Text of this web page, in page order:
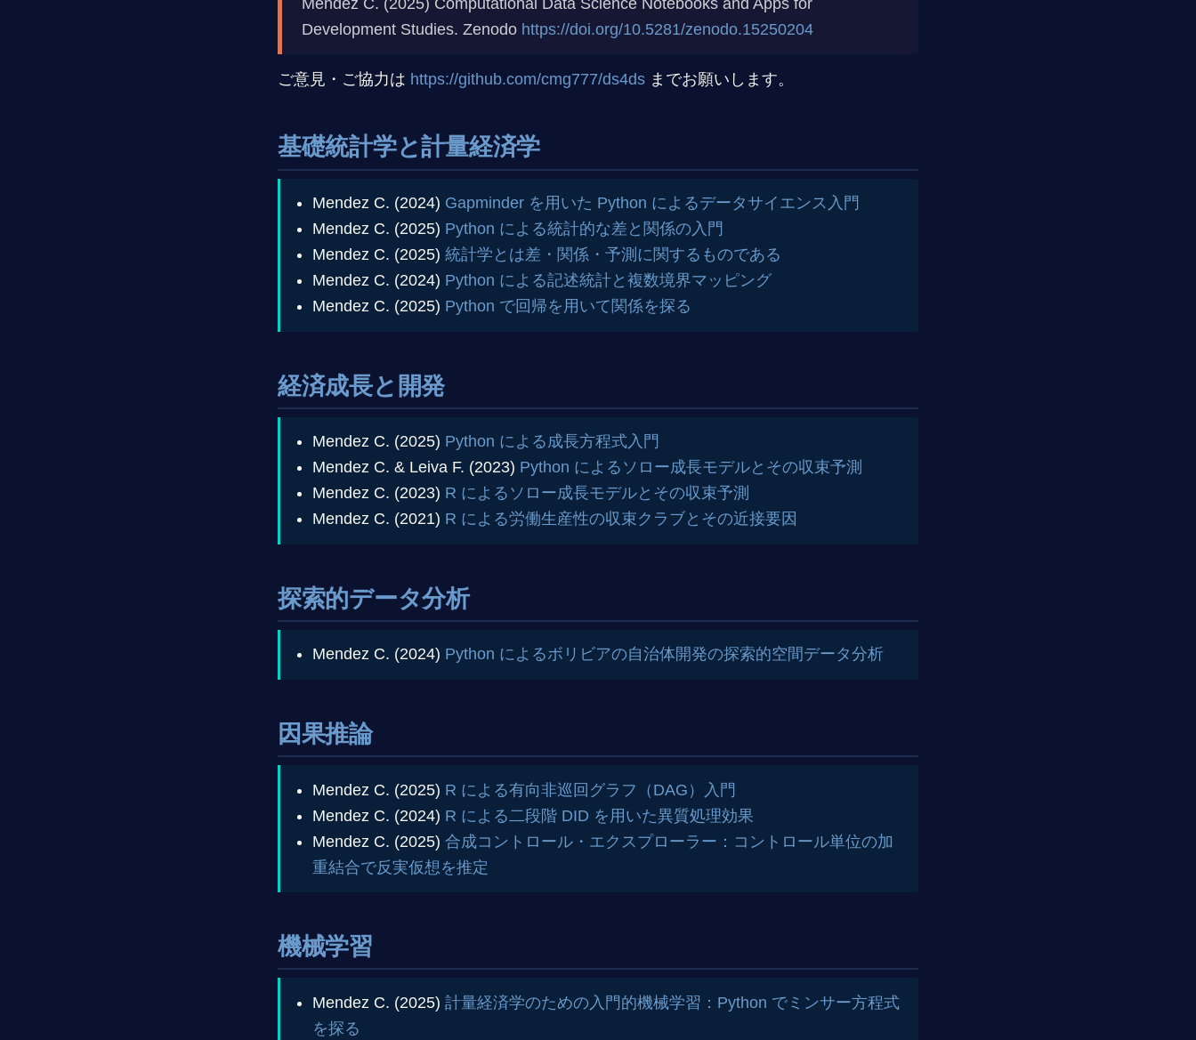
Development Studies. Zenodo https://doi.org/10.5281/zenodo.15250204
ご意見・ご協力は https://github.com/cmg777/ds4ds までお願いします。
基礎統計学と計量経済学
Mendez C. (2024) Gapminder を用いた Python によるデータサイエンス入門
Mendez C. (2025) Python による統計的な差と関係の入門
Mendez C. (2025) 統計学とは差・関係・予測に関するものである
Mendez C. (2024) Python による記述統計と複数境界マッピング
Mendez C. (2025) Python で回帰を用いて関係を探る
経済成長と開発
Mendez C. (2025) Python による成長方程式入門
Mendez C. & Leiva F. (2023) Python によるソロー成長モデルとその収束予測
Mendez C. (2023) R によるソロー成長モデルとその収束予測
Mendez C. (2021) R による労働生産性の収束クラブとその近接要因
探索的データ分析
Mendez C. (2024) Python によるボリビアの自治体開発の探索的空間データ分析
因果推論
Mendez C. (2025) R による有向非巡回グラフ（DAG）入門
Mendez C. (2024) R による二段階 DID を用いた異質処理効果
Mendez C. (2025) 合成コントロール・エクスプローラー：コントロール単位の加
重結合で反実仮想を推定
機械学習
Mendez C. (2025) 計量経済学のための入門的機械学習：Python でミンサー方程式
を探る